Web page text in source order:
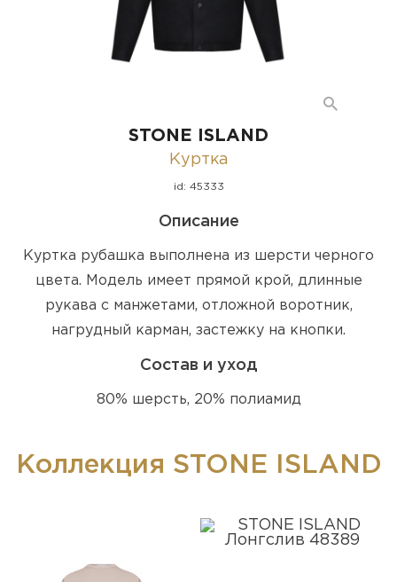
STONE ISLAND
Куртка
id: 45333
Описание
Куртка рубашка выполнена из шерсти черного
цвета. Модель имеет прямой крой, длинные
рукава с манжетами, отложной воротник,
нагрудный карман, застежку на кнопки.
Состав и уход
80% шерсть, 20% полиамид
Коллекция STONE ISLAND